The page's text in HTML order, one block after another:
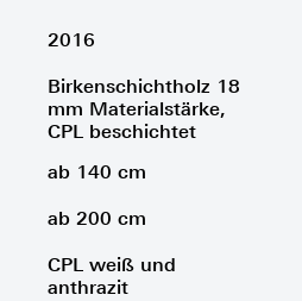
2016
Birkenschichtholz 18
mm Materialstärke,
CPL beschichtet
ab 140 cm
ab 200 cm
CPL weiß und
anthrazit